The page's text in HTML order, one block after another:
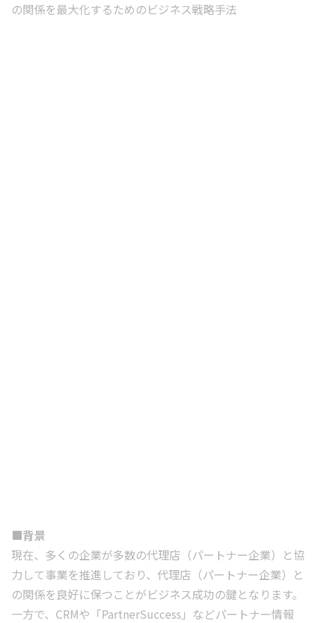
の関係を最大化するためのビジネス戦略手法
■背景
現在、多くの企業が多数の代理店（パートナー企業）と協
力して事業を推進しており、代理店（パートナー企業）と
の関係を良好に保つことがビジネス成功の鍵となります。
一方で、CRMや「PartnerSuccess」などパートナー情報